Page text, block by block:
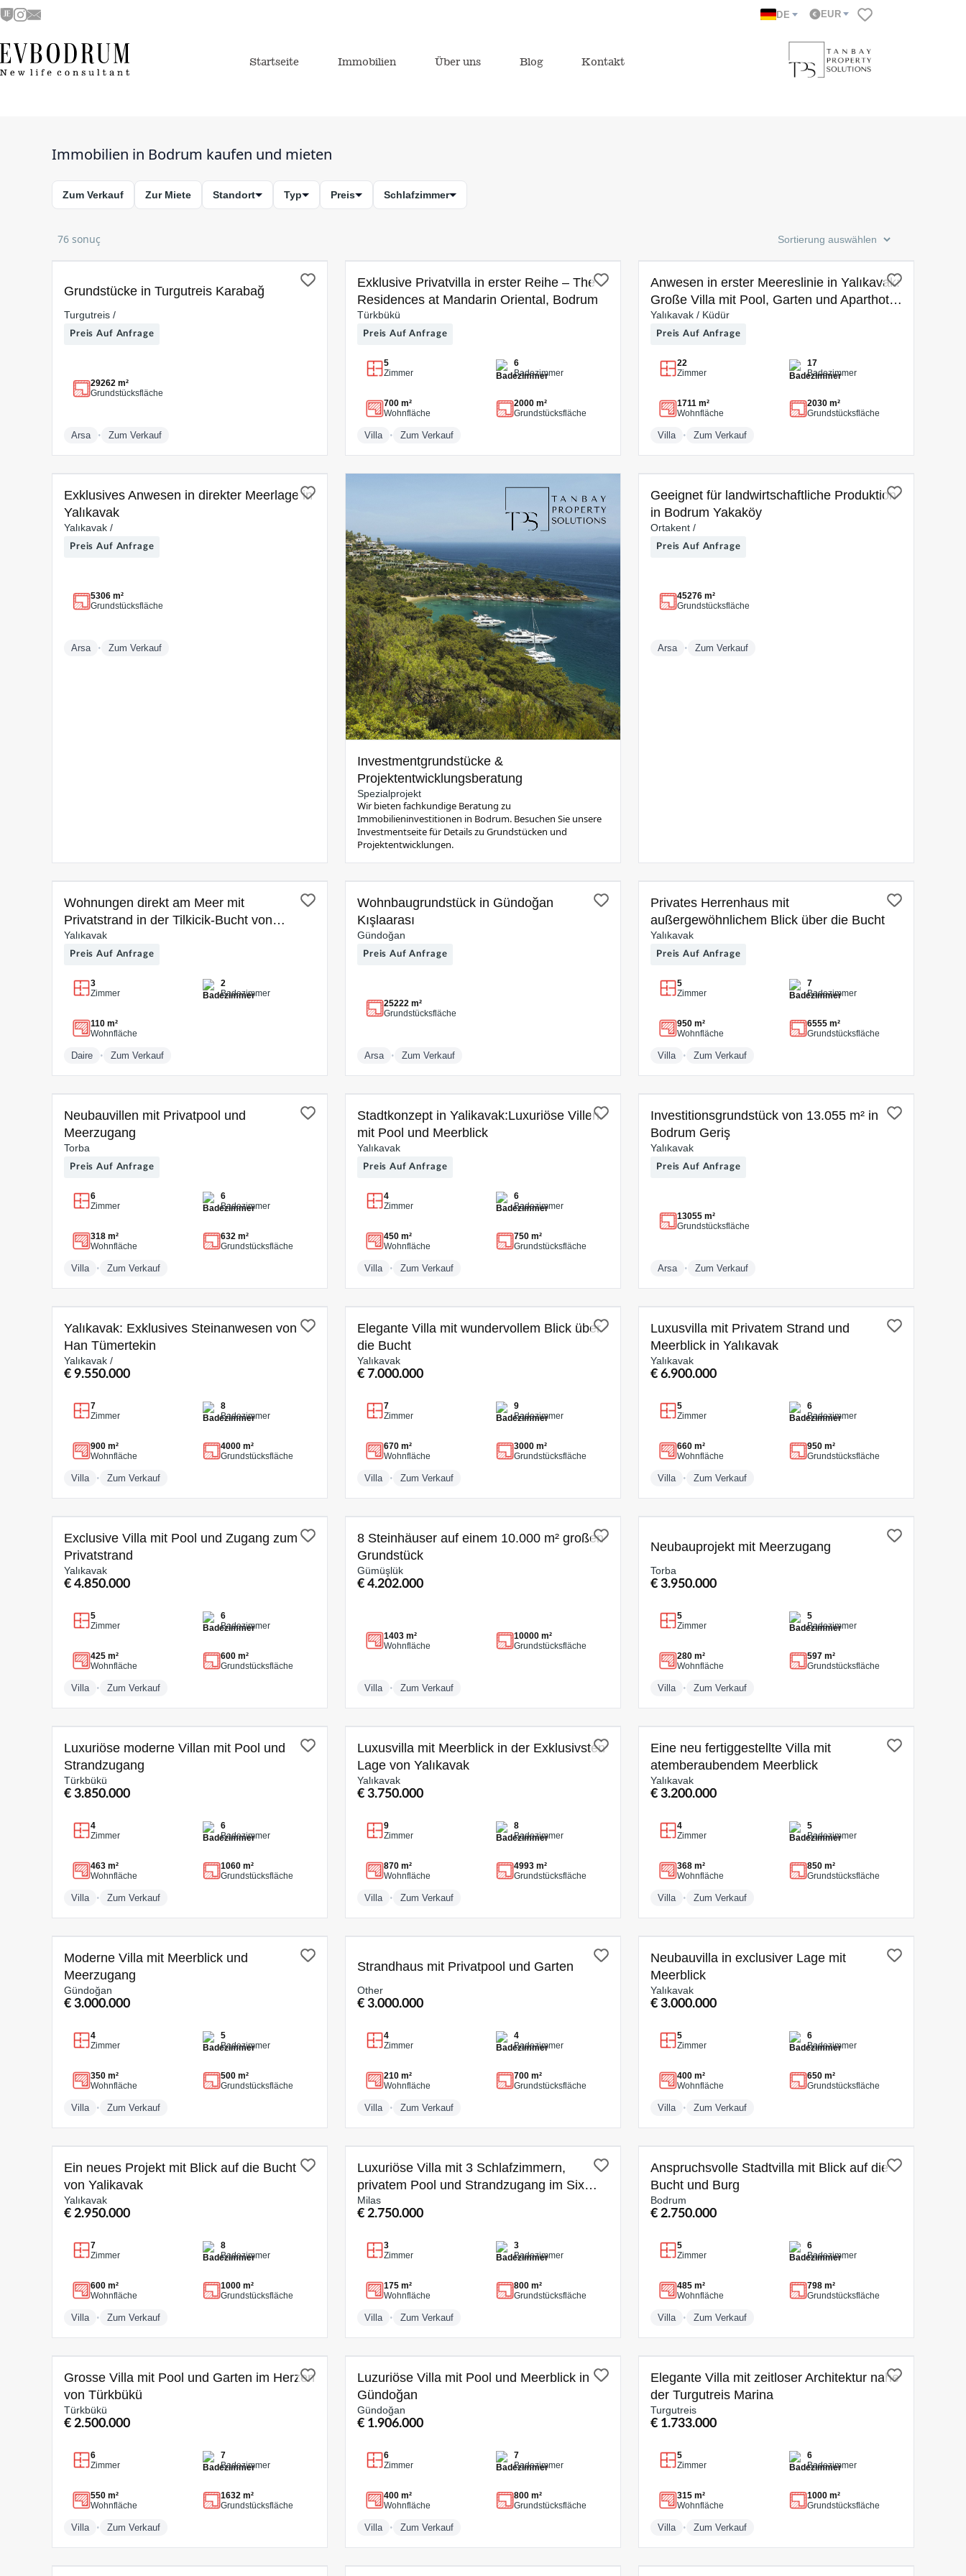
DE EUR
Startseite Immobilien Über uns Blog Kontakt
Immobilien in Bodrum kaufen und mieten
Zum Verkauf Zur Miete Standort Typ Preis Schlafzimmer
76 sonuç
Grundstücke in Turgutreis Karabağ
Turgutreis /
Preis Auf Anfrage
29262 m²
Grundstücksfläche
Arsa • Zum Verkauf
ZUM VERKAUF Video
Exklusive Privatvilla in erster Reihe – The
Residences at Mandarin Oriental, Bodrum
Türkbükü
Preis Auf Anfrage
5
Zimmer
6
Badezimmer
700 m²
Wohnfläche
2000 m²
Grundstücksfläche
Villa • Zum Verkauf
ZUM VERKAUF
Anwesen in erster Meereslinie in Yalıkavak:
Große Villa mit Pool, Garten und Aparthotel
mit direktem Zugang zum Sandstrand
Yalıkavak / Küdür
Preis Auf Anfrage
22
Zimmer
17
Badezimmer
1711 m²
Wohnfläche
2030 m²
Grundstücksfläche
Villa • Zum Verkauf
ZUM VERKAUF
Exklusives Anwesen in direkter Meerlage in
Yalıkavak
Yalıkavak /
Preis Auf Anfrage
5306 m²
Grundstücksfläche
Arsa • Zum Verkauf
Investmentgrundstücke &
Projektentwicklungsberatung
Spezialprojekt
Wir bieten fachkundige Beratung zu
Immobilieninvestitionen in Bodrum. Besuchen Sie unsere
Investmentseite für Details zu Grundstücken und
Projektentwicklungen.
ZUM VERKAUF
Geeignet für landwirtschaftliche Produktion
in Bodrum Yakaköy
Ortakent /
Preis Auf Anfrage
45276 m²
Grundstücksfläche
Arsa • Zum Verkauf
ZUM VERKAUF
Wohnungen direkt am Meer mit
Privatstrand in der Tilkicik-Bucht von
Yalıkavak
Yalıkavak
Preis Auf Anfrage
3
Zimmer
2
Badezimmer
110 m²
Wohnfläche
Daire • Zum Verkauf
ZUM VERKAUF Video
Wohnbaugrundstück in Gündoğan
Kışlaarası
Gündoğan
Preis Auf Anfrage
25222 m²
Grundstücksfläche
Arsa • Zum Verkauf
ZUM VERKAUF
Privates Herrenhaus mit
außergewöhnlichem Blick über die Bucht
Yalıkavak
Preis Auf Anfrage
5
Zimmer
7
Badezimmer
950 m²
Wohnfläche
6555 m²
Grundstücksfläche
Villa • Zum Verkauf
ZUM VERKAUF
Neubauvillen mit Privatpool und
Meerzugang
Torba
Preis Auf Anfrage
6
Zimmer
6
Badezimmer
318 m²
Wohnfläche
632 m²
Grundstücksfläche
Villa • Zum Verkauf
ZUM VERKAUF
Stadtkonzept in Yalikavak:Luxuriöse Villen
mit Pool und Meerblick
Yalıkavak
Preis Auf Anfrage
4
Zimmer
6
Badezimmer
450 m²
Wohnfläche
750 m²
Grundstücksfläche
Villa • Zum Verkauf
ZUM VERKAUF
Investitionsgrundstück von 13.055 m² in
Bodrum Geriş
Yalıkavak
Preis Auf Anfrage
13055 m²
Grundstücksfläche
Arsa • Zum Verkauf
ZUM VERKAUF
Yalıkavak: Exklusives Steinanwesen von
Han Tümertekin
Yalıkavak /
€ 9.550.000
7
Zimmer
8
Badezimmer
900 m²
Wohnfläche
4000 m²
Grundstücksfläche
Villa • Zum Verkauf
ZUM VERKAUF
Elegante Villa mit wundervollem Blick über
die Bucht
Yalıkavak
€ 7.000.000
7
Zimmer
9
Badezimmer
670 m²
Wohnfläche
3000 m²
Grundstücksfläche
Villa • Zum Verkauf
ZUM VERKAUF
Luxusvilla mit Privatem Strand und
Meerblick in Yalıkavak
Yalıkavak
€ 6.900.000
5
Zimmer
6
Badezimmer
660 m²
Wohnfläche
950 m²
Grundstücksfläche
Villa • Zum Verkauf
ZUM VERKAUF
Exclusive Villa mit Pool und Zugang zum
Privatstrand
Yalıkavak
€ 4.850.000
5
Zimmer
6
Badezimmer
425 m²
Wohnfläche
600 m²
Grundstücksfläche
Villa • Zum Verkauf
ZUM VERKAUF
8 Steinhäuser auf einem 10.000 m² großen
Grundstück
Gümüşlük
€ 4.202.000
1403 m²
Wohnfläche
10000 m²
Grundstücksfläche
Villa • Zum Verkauf
Neubauprojekt mit Meerzugang
Torba
€ 3.950.000
5
Zimmer
5
Badezimmer
280 m²
Wohnfläche
597 m²
Grundstücksfläche
Villa • Zum Verkauf
ZUM VERKAUF
Luxuriöse moderne Villan mit Pool und
Strandzugang
Türkbükü
€ 3.850.000
4
Zimmer
6
Badezimmer
463 m²
Wohnfläche
1060 m²
Grundstücksfläche
Villa • Zum Verkauf
ZUM VERKAUF
Luxusvilla mit Meerblick in der Exklusivsten
Lage von Yalıkavak
Yalıkavak
€ 3.750.000
9
Zimmer
8
Badezimmer
870 m²
Wohnfläche
4993 m²
Grundstücksfläche
Villa • Zum Verkauf
ZUM VERKAUF
Eine neu fertiggestellte Villa mit
atemberaubendem Meerblick
Yalıkavak
€ 3.200.000
4
Zimmer
5
Badezimmer
368 m²
Wohnfläche
850 m²
Grundstücksfläche
Villa • Zum Verkauf
ZUM VERKAUF
Moderne Villa mit Meerblick und
Meerzugang
Gündoğan
€ 3.000.000
4
Zimmer
5
Badezimmer
350 m²
Wohnfläche
500 m²
Grundstücksfläche
Villa • Zum Verkauf
Strandhaus mit Privatpool und Garten
Other
€ 3.000.000
4
Zimmer
4
Badezimmer
210 m²
Wohnfläche
700 m²
Grundstücksfläche
Villa • Zum Verkauf
ZUM VERKAUF
Neubauvilla in exclusiver Lage mit
Meerblick
Yalıkavak
€ 3.000.000
5
Zimmer
6
Badezimmer
400 m²
Wohnfläche
650 m²
Grundstücksfläche
Villa • Zum Verkauf
ZUM VERKAUF
Ein neues Projekt mit Blick auf die Bucht
von Yalikavak
Yalıkavak
€ 2.950.000
7
Zimmer
8
Badezimmer
600 m²
Wohnfläche
1000 m²
Grundstücksfläche
Villa • Zum Verkauf
ZUM VERKAUF
Luxuriöse Villa mit 3 Schlafzimmern,
privatem Pool und Strandzugang im Six
Senses Kaplankaya
Milas
€ 2.750.000
3
Zimmer
3
Badezimmer
175 m²
Wohnfläche
800 m²
Grundstücksfläche
Villa • Zum Verkauf
ZUM VERKAUF
Anspruchsvolle Stadtvilla mit Blick auf die
Bucht und Burg
Bodrum
€ 2.750.000
5
Zimmer
6
Badezimmer
485 m²
Wohnfläche
798 m²
Grundstücksfläche
Villa • Zum Verkauf
ZUM VERKAUF
Grosse Villa mit Pool und Garten im Herzen
von Türkbükü
Türkbükü
€ 2.500.000
6
Zimmer
7
Badezimmer
550 m²
Wohnfläche
1632 m²
Grundstücksfläche
Villa • Zum Verkauf
ZUM VERKAUF
Luzuriöse Villa mit Pool und Meerblick in
Gündoğan
Gündoğan
€ 1.906.000
6
Zimmer
7
Badezimmer
400 m²
Wohnfläche
800 m²
Grundstücksfläche
Villa • Zum Verkauf
ZUM VERKAUF
Elegante Villa mit zeitloser Architektur nahe
der Turgutreis Marina
Turgutreis
€ 1.733.000
5
Zimmer
6
Badezimmer
315 m²
Wohnfläche
1000 m²
Grundstücksfläche
Villa • Zum Verkauf